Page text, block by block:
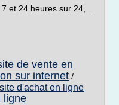
et 24 heures sur 24,...
de vente en
sur internet /
site d'achat en ligne
ligne